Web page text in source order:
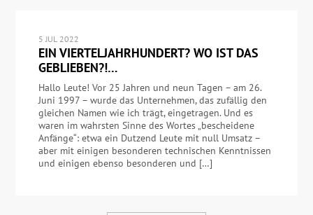
5 JUL 2022
EIN VIERTELJAHRHUNDERT? WO IST DAS
GEBLIEBEN?!…
Hallo Leute! Vor 25 Jahren und neun Tagen – am 26.
Juni 1997 – wurde das Unternehmen, das zufällig den
gleichen Namen wie ich trägt, eingetragen. Und es
waren im wahrsten Sinne des Wortes „bescheidene
Anfänge“: etwa ein Dutzend Leute mit null Umsatz –
aber mit einigen besonderen technischen Kenntnissen
und einigen ebenso besonderen und […]